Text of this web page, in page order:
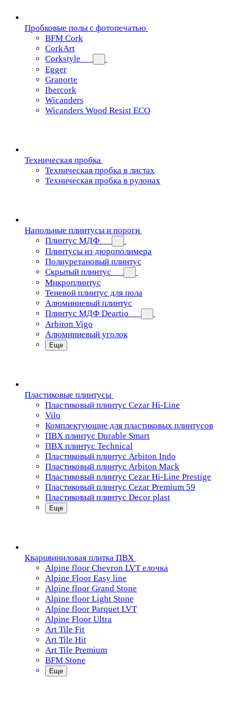
Пробковые полы с фотопечатью
BFM Cork
CorkArt
Corkstyle
Egger
Granorte
Ibercork
Wicanders
Wicanders Wood Resist ECO
Техническая пробка
Техническая пробка в листах
Техническая пробка в рулонах
Напольные плинтусы и пороги
Плинтус МДФ
Плинтусы из дюрополимера
Полиуретановый плинтус
Скрытый плинтус
Микроплинтус
Теневой плинтус для пола
Алюминиевый плинтус
Плинтус МДФ Deartio
Arbiton Vigo
Алюминиевый уголок
Еще
Пластиковые плинтусы
Пластиковый плинтус Cezar Hi-Line
Vilo
Комплектующие для пластиковых плинтусов
ПВХ плинтус Durable Smart
ПВХ плинтус Technical
Пластиковый плинтус Arbiton Indo
Пластиковый плинтус Arbiton Mack
Пластиковый плинтус Cezar Hi-Line Prestige
Пластиковый плинтус Cezar Premium 59
Пластиковый плинтус Decor plast
Еще
Кварцвиниловая плитка ПВХ
Alpine floor Chevron LVT елочка
Alpine Floor Easy line
Alpine floor Grand Stone
Alpine floor Light Stone
Alpine floor Parquet LVT
Alpine Floor Ultra
Art Tile Fit
Art Tile Hit
Art Tile Premium
BFM Stone
Еще